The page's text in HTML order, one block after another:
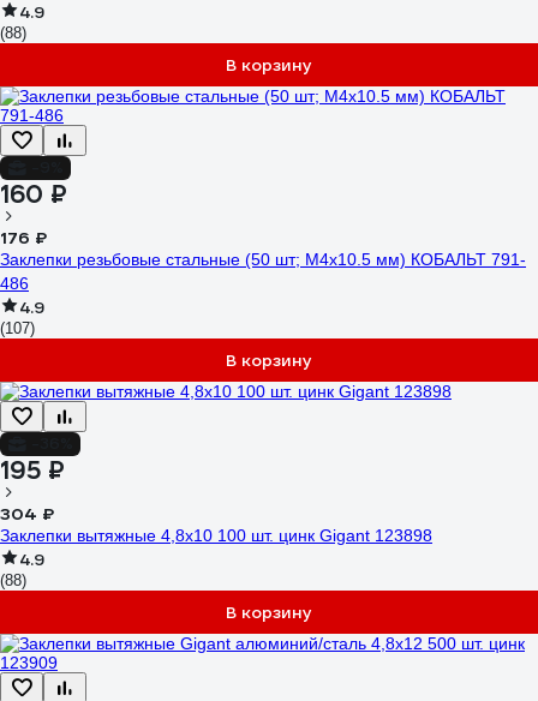
4.9
(88)
В корзину
160 ₽
176 ₽
Заклепки резьбовые стальные (50 шт; M4х10.5 мм) КОБАЛЬТ 791-
486
4.9
(107)
В корзину
195 ₽
304 ₽
Заклепки вытяжные 4,8x10 100 шт. цинк Gigant 123898
4.9
(88)
В корзину